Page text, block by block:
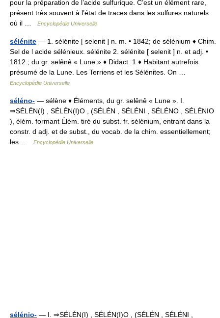
pour la préparation de l’acide sulfurique. C’est un élément rare,
présent très souvent à l’état de traces dans les sulfures naturels
où il …
Encyclopédie Universelle
sélénite — 1. sélénite [ selenit ] n. m. • 1842; de sélénium ♦ Chim.
Sel de l acide sélénieux. sélénite 2. sélénite [ selenit ] n. et adj. •
1812 ; du gr. selênê « Lune » ♦ Didact. 1 ♦ Habitant autrefois
présumé de la Lune. Les Terriens et les Sélénites. On …
Encyclopédie Universelle
séléno- — sélène ♦ Éléments, du gr. selênê « Lune ». I.
⇒SÉLÉN(I) , SÉLÉN(I)O , (SÉLÉN , SÉLÉNI , SÉLÉNO , SÉLÉNIO
), élém. formant Élém. tiré du subst. fr. sélénium, entrant dans la
constr. d adj. et de subst., du vocab. de la chim. essentiellement;
les …
Encyclopédie Universelle
sélénio- — I. ⇒SÉLÉN(I) , SÉLÉN(I)O , (SÉLÉN , SÉLÉNI ,